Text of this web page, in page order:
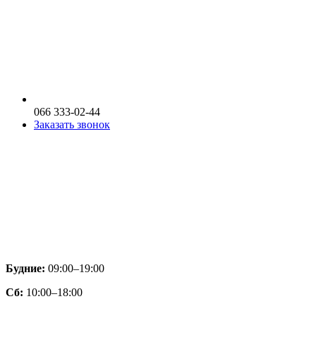
066 333-02-44
Заказать звонок
Будние: 09:00–19:00
Сб: 10:00–18:00